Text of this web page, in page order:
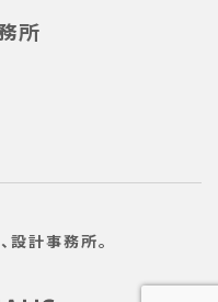
所
設計事務所。